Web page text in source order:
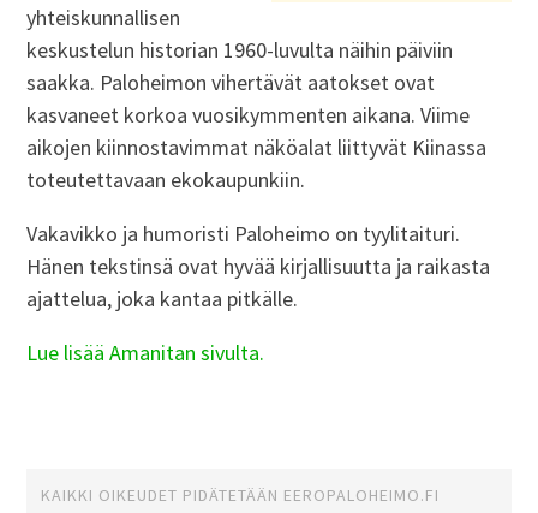
yhteiskunnallisen
keskustelun historian 1960-luvulta näihin päiviin
saakka. Paloheimon vihertävät aatokset ovat
kasvaneet korkoa vuosikymmenten aikana. Viime
aikojen kiinnostavimmat näköalat liittyvät Kiinassa
toteutettavaan ekokaupunkiin.
Vakavikko ja humoristi Paloheimo on tyylitaituri.
Hänen tekstinsä ovat hyvää kirjallisuutta ja raikasta
ajattelua, joka kantaa pitkälle.
Lue lisää Amanitan sivulta.
KAIKKI OIKEUDET PIDÄTETÄÄN EEROPALOHEIMO.FI